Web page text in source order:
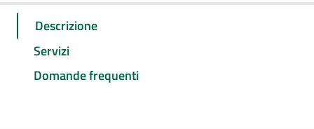
Descrizione
Servizi
Domande frequenti